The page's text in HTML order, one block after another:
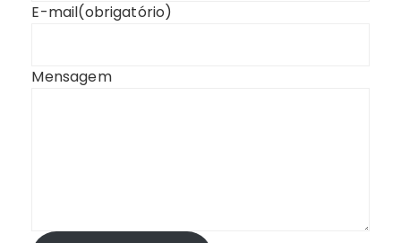
E-mail(obrigatório)
Mensagem